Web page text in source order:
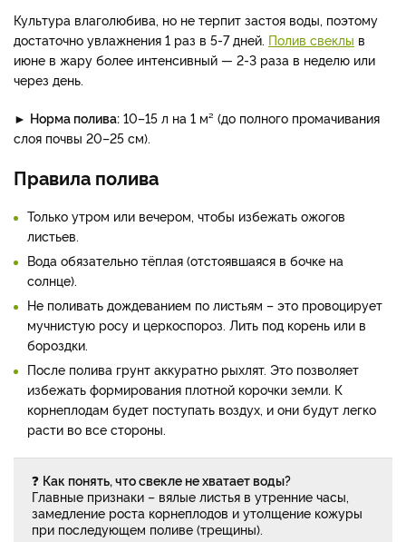
Культура влаголюбива, но не терпит застоя воды, поэтому
достаточно увлажнения 1 раз в 5-7 дней. Полив свеклы в
июне в жару более интенсивный — 2-3 раза в неделю или
через день.
► Норма полива: 10–15 л на 1 м² (до полного промачивания
слоя почвы 20–25 см).
Правила полива
Только утром или вечером, чтобы избежать ожогов
листьев.
Вода обязательно тёплая (отстоявшаяся в бочке на
солнце).
Не поливать дождеванием по листьям – это провоцирует
мучнистую росу и церкоспороз. Лить под корень или в
бороздки.
После полива грунт аккуратно рыхлят. Это позволяет
избежать формирования плотной корочки земли. К
корнеплодам будет поступать воздух, и они будут легко
расти во все стороны.
❓ Как понять, что свекле не хватает воды?
Главные признаки – вялые листья в утренние часы,
замедление роста корнеплодов и утолщение кожуры
при последующем поливе (трещины).